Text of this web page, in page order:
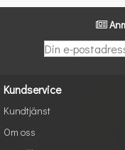
Kundservice
Kundtjänst
Om oss